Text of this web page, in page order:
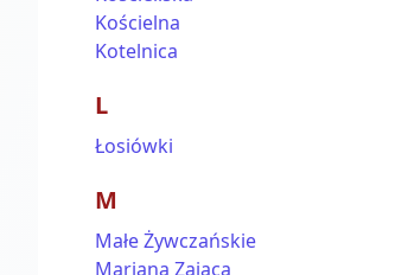
Kościelna
Kotelnica
L
Łosiówki
M
Małe Żywczańskie
Mariana Zająca